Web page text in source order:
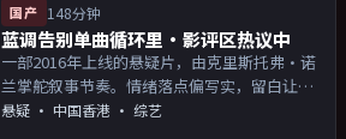
国产 148分钟
蓝调告别单曲循环里·影评区热议中
一部2016年上线的悬疑片，由克里斯托弗·诺
兰掌舵叙事节奏。情绪落点偏写实，留白让人
回味；片尾余韵足，讨论空间大。主演以演技
悬疑 · 中国香港 · 综艺